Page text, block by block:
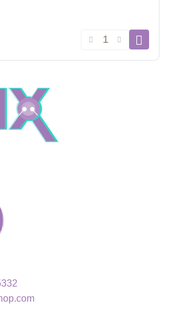
Akrüülist
võtmehoidja